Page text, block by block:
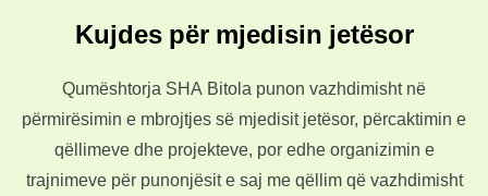
Kujdes për mjedisin jetësor
Qumështorja SHA Bitola punon vazhdimisht në
përmirësimin e mbrojtjes së mjedisit jetësor, përcaktimin e
qëllimeve dhe projekteve, por edhe organizimin e
trajnimeve për punonjësit e saj me qëllim që vazhdimisht